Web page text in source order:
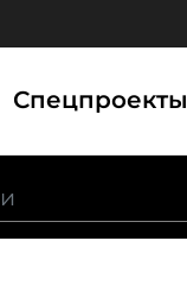
Спецпроекты